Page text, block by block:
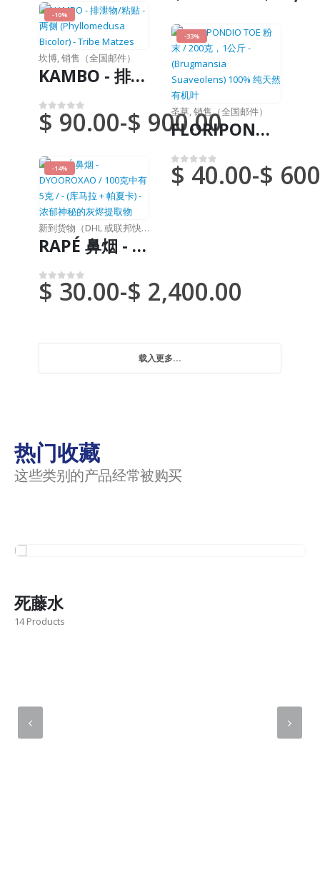
-10%
坎博,销售（全国邮件）
KAMBO - 排泄物/粘贴 - 两侧 (Phyllomedusa Bicolor) - Tribe Matzes
0满分 5 分
$ 90.00-$ 900.00
-33%
圣草 销售（全国邮件）
FLORIPONDIO TOE 粉末 / 200克，1公斤 - (Brugmansia Suaveolens) 100% 纯天然有机叶
0满分 5 分
$ 40.00-$
-14%
新到货物（DHL 或联邦快递）
RAPÉ 鼻烟 - DYOOROXAO / 100克中有5克 / - (库马拉 + 帕夏卡) - 浓郁神秘的灰烬提取物
0满分 5 分
$ 30.00-$ 2,400.00
载入更多...
热门收藏
这些类别的产品经常被购买
死藤水
14 Products